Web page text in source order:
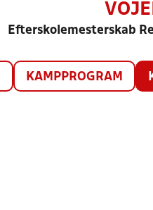
Efterskolemesterskab
KAMPPROGRAM